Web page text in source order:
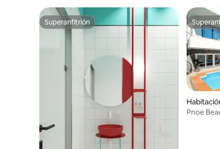
Superanfitrión
Superanfitrión
Pnoe